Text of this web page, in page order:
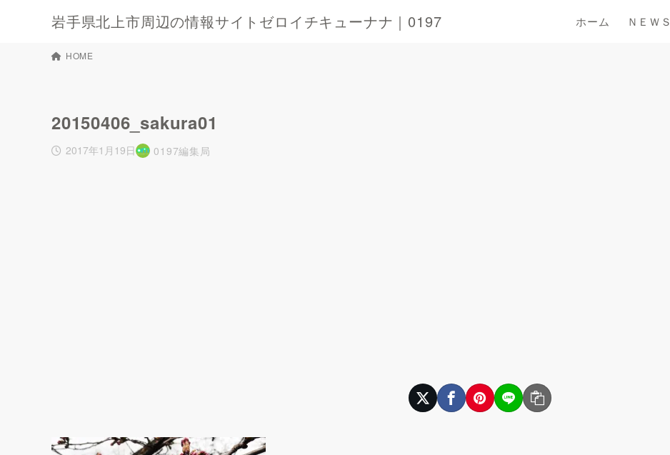
岩手県北上市周辺の情報サイトゼロイチキューナナ｜0197 ホーム ＮＥＷＳ
HOME
20150406_sakura01
2017年1月19日 0197編集局